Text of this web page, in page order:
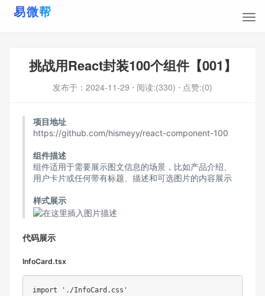
挑战用React封装100个组件【001】
发布于： 2024-11-29 ⋅ 阅读:(330) ⋅ 点赞:(0)
项目地址
https://github.com/hismeyy/react-component-100
组件描述
组件适用于需要展示图文信息的场景，比如产品介绍、
用户卡片或任何带有标题、描述和可选图片的内容展示
样式展示
代码展示
InfoCard.tsx
import './InfoCard.css'